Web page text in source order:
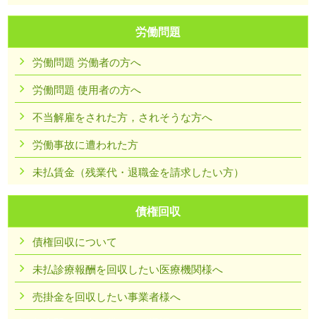
労働問題
労働問題 労働者の方へ
労働問題 使用者の方へ
不当解雇をされた方，されそうな方へ
労働事故に遭われた方
未払賃金（残業代・退職金を請求したい方）
債権回収
債権回収について
未払診療報酬を回収したい医療機関様へ
売掛金を回収したい事業者様へ